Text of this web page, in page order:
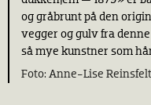
og gråbrunt på den
vegger og gulv fra
så mye kunstner som
Anne-Lise Reinsfelt